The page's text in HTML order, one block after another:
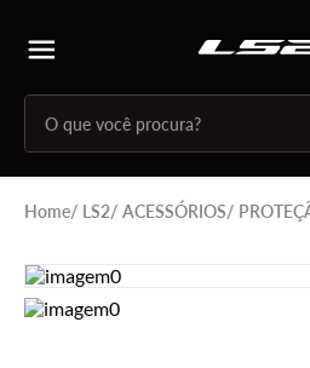
LS2 ACESSÓRIOS